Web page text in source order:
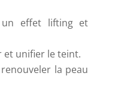
effet lifting et
unifier le teint.
la peau